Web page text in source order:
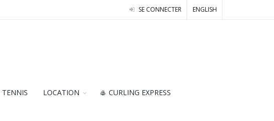
SE CONNECTER ENGLISH
TENNIS LOCATION 🥌 CURLING EXPRESS